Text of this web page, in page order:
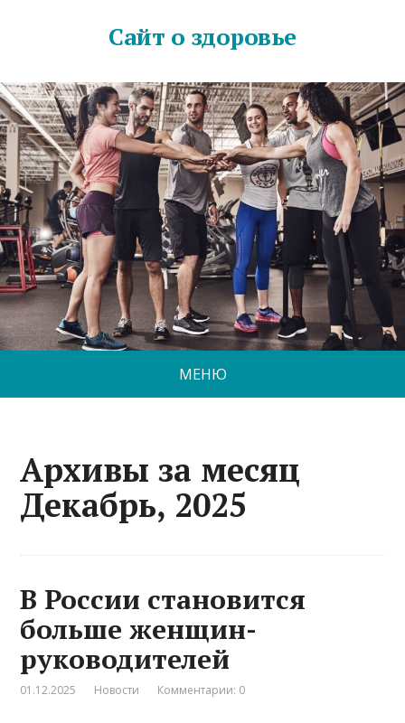
Сайт о здоровье
МЕНЮ
Архивы за месяц
Декабрь, 2025
В России становится
больше женщин-
руководителей
01.12.2025 Новости Комментарии: 0